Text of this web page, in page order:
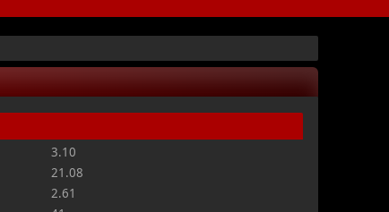
3.10
21.08
2.61